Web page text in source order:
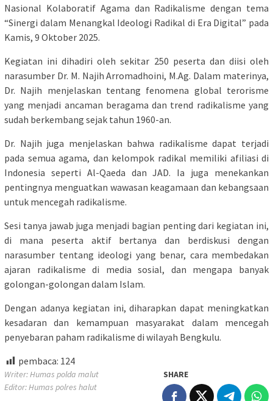
Nasional Kolaboratif Agama dan Radikalisme dengan tema
“Sinergi dalam Menangkal Ideologi Radikal di Era Digital” pada
Kamis, 9 Oktober 2025.
Kegiatan ini dihadiri oleh sekitar 250 peserta dan diisi oleh
narasumber Dr. M. Najih Arromadhoini, M.Ag. Dalam materinya,
Dr. Najih menjelaskan tentang fenomena global terorisme
yang menjadi ancaman beragama dan trend radikalisme yang
sudah berkembang sejak tahun 1960-an.
Dr. Najih juga menjelaskan bahwa radikalisme dapat terjadi
pada semua agama, dan kelompok radikal memiliki afiliasi di
Indonesia seperti Al-Qaeda dan JAD. Ia juga menekankan
pentingnya menguatkan wawasan keagamaan dan kebangsaan
untuk mencegah radikalisme.
Sesi tanya jawab juga menjadi bagian penting dari kegiatan ini,
di mana peserta aktif bertanya dan berdiskusi dengan
narasumber tentang ideologi yang benar, cara membedakan
ajaran radikalisme di media sosial, dan mengapa banyak
golongan-golongan dalam Islam.
Dengan adanya kegiatan ini, diharapkan dapat meningkatkan
kesadaran dan kemampuan masyarakat dalam mencegah
penyebaran paham radikalisme di wilayah Bengkulu.
pembaca: 124
Writer: Humas polda malut
Editor: Humas polres halut
SHARE